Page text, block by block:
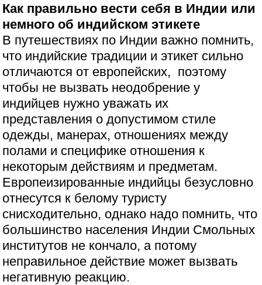
Как правильно вести себя в Индии или
немного об индийском этикете
В путешествиях по Индии важно помнить,
что индийские традиции и этикет сильно
отличаются от европейских, поэтому
чтобы не вызвать неодобрение у
индийцев нужно уважать их
представления о допустимом стиле
одежды, манерах, отношениях между
полами и специфике отношения к
некоторым действиям и предметам.
Европеизированные индийцы безусловно
отнесутся к белому туристу
снисходительно, однако надо помнить, что
большинство населения Индии Смольных
институтов не кончало, а потому
неправильное действие может вызвать
негативную реакцию.